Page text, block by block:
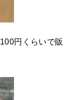
円くらいで販